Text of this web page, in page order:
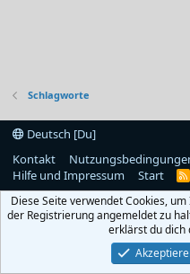
Schlagworte
Deutsch [Du]
Kontakt
Hilfe und Impressum
Start
R
Diese Seite verwendet Cookies,
der Registrierung angemeldet zu
erklärst du dich